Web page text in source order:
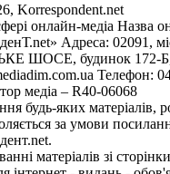
Korrespondent.net
онлайн-медіа Назва
Адреса: 02091,
ШОСЕ, будинок 172-Б,
Телефон:
медіа – R40-06068
будь-яких матеріалів,
за умови
матеріалів зі